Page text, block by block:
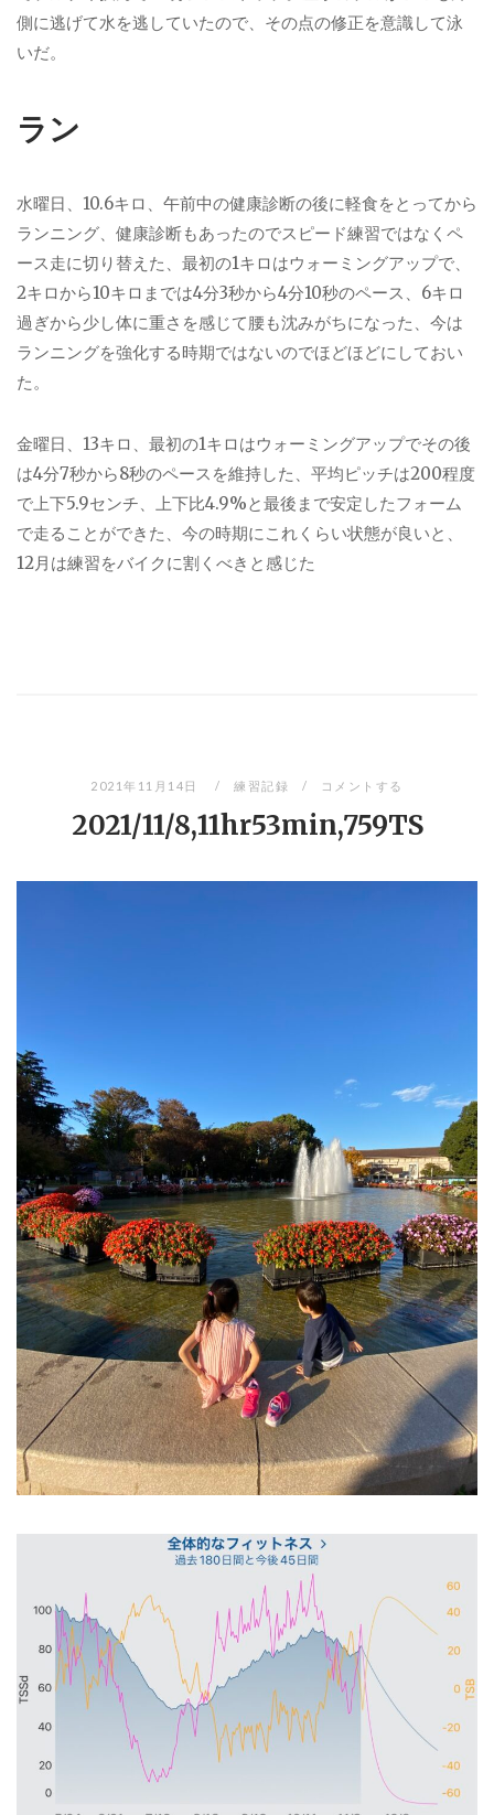
側に逃げて水を逃していたので、その点の修正を意識して泳
いだ。
ラン
水曜日、10.6キロ、午前中の健康診断の後に軽食をとってから
ランニング、健康診断もあったのでスピード練習ではなくペ
ース走に切り替えた、最初の1キロはウォーミングアップで、
2キロから10キロまでは4分3秒から4分10秒のペース、6キロ
過ぎから少し体に重さを感じて腰も沈みがちになった、今は
ランニングを強化する時期ではないのでほどほどにしておい
た。
金曜日、13キロ、最初の1キロはウォーミングアップでその後
は4分7秒から8秒のペースを維持した、平均ピッチは200程度
で上下5.9センチ、上下比4.9%と最後まで安定したフォーム
で走ることができた、今の時期にこれくらい状態が良いと、
12月は練習をバイクに割くべきと感じた
2021年11月14日 練習記録 コメントする
2021/11/8,11hr53min,759TS